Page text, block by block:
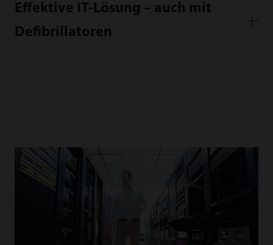
Effektive IT-Lösung – auch mit
Defibrillatoren